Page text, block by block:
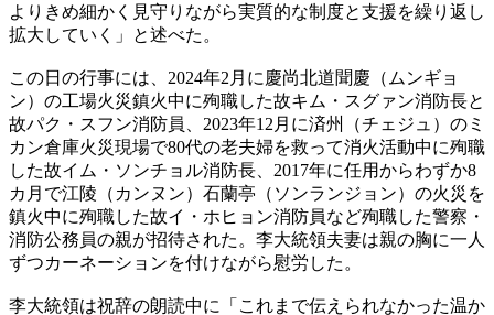
よりきめ細かく見守りながら実質的な制度と支援を繰り返し
拡大していく」と述べた。
この日の行事には、2024年2月に慶尚北道聞慶（ムンギョ
ン）の工場火災鎮火中に殉職した故キム・スグァン消防長と
故パク・スフン消防員、2023年12月に済州（チェジュ）のミ
カン倉庫火災現場で80代の老夫婦を救って消火活動中に殉職
した故イム・ソンチョル消防長、2017年に任用からわずか8
カ月で江陵（カンヌン）石蘭亭（ソンランジョン）の火災を
鎮火中に殉職した故イ・ホヒョン消防員など殉職した警察・
消防公務員の親が招待された。李大統領夫妻は親の胸に一人
ずつカーネーションを付けながら慰労した。
李大統領は祝辞の朗読中に「これまで伝えられなかった温か